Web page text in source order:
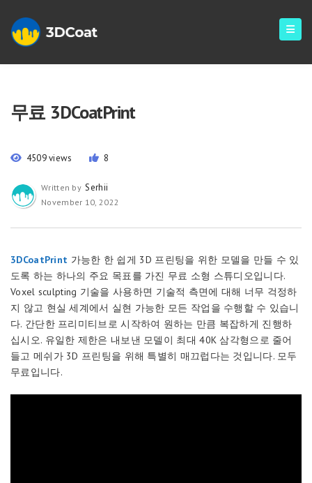
무료 3DCoatPrint
4509 views 8
Written by Serhii
November 10, 2022
3DCoatPrint 가능한 한 쉽게 3D 프린팅을 위한 모델을 만들 수 있
도록 하는 하나의 주요 목표를 가진 무료 소형 스튜디오입니다.
Voxel sculpting 기술을 사용하면 기술적 측면에 대해 너무 걱정하
지 않고 현실 세계에서 실현 가능한 모든 작업을 수행할 수 있습니
다. 간단한 프리미티브로 시작하여 원하는 만큼 복잡하게 진행하
십시오. 유일한 제한은 내보낸 모델이 최대 40K 삼각형으로 줄어
들고 메쉬가 3D 프린팅을 위해 특별히 매끄럽다는 것입니다. 모두
무료입니다.